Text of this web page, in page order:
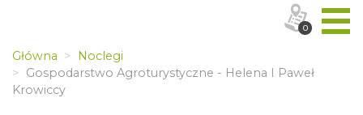
Główna
Noclegi
Gospodarstwo Agroturystyczne - Helena I Paweł
Krowiccy
0